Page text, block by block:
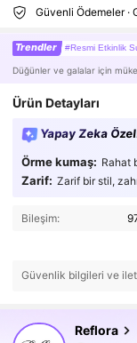
Güvenli Ödemeler ·
Trendler #Resmi Etkinlik
Düğünler ve galalar için
Ürün Detayları
Yapay Zeka
Örme kumaş: Rahat
Zarif: Zarif bir stil,
Bileşim:
Güvenlik bilgileri ve
Reflora
e***4 4